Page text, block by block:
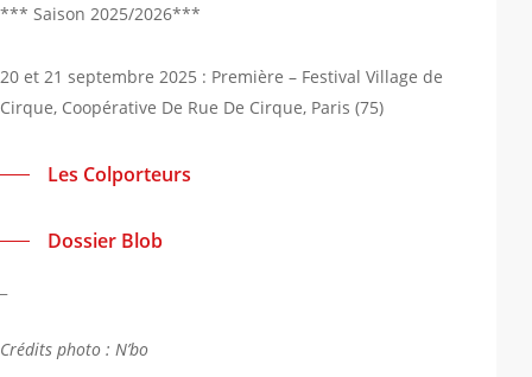
*** Saison 2025/2026***
20 et 21 septembre 2025 : Première – Festival Village de
Cirque, Coopérative De Rue De Cirque, Paris (75)
Les Colporteurs
Dossier Blob
Crédits photo : N’bo